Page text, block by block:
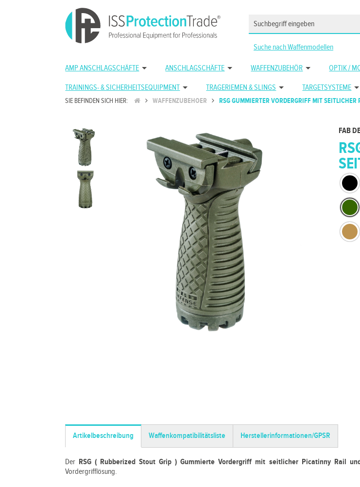
Suche nach Waffenmodellen
AMP ANSCHLAGSCHÄFTE ANSCHLAGSCHÄFTE WAFFENZUBEHÖR OPTIK /
TRAININGS- & SICHERHEITSEQUIPMENT TRAGERIEMEN & SLINGS TARGETSYSTEME
SIE BEFINDEN SICH HIER: WAFFENZUBEHOER RSG GUMMIERTER VORDERGRIFF MIT
FAB
Artikelbeschreibung Waffenkompatibilitätsliste Herstellerinformationen/GPSR
Der RSG ( Rubberized Stout Grip ) Gummierte Vordergriff mit seitlicher Picatinny Rail
Vordergrifflösung.